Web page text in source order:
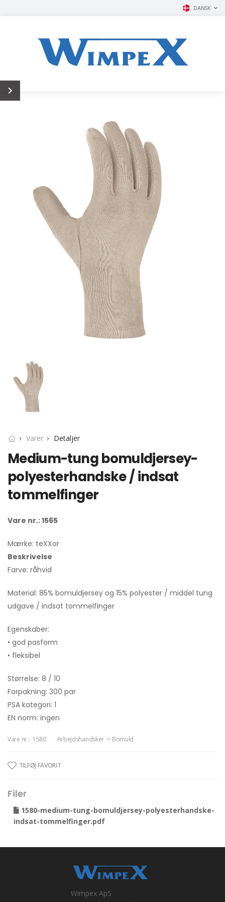
DANSK
Varer Detaljer
Medium-tung bomuldjersey-
polyesterhandske / indsat
tommelfinger
Vare nr.: 1565
Mærke: teXXor
Beskrivelse
Farve: råhvid
Material: 85% bomuldjersey og 15% polyester / middel tung
udgave / indsat tommelfinger
Egenskaber:
• god pasform
• fleksibel
Størrelse: 8 / 10
Forpakning: 300 par
PSA kategori: 1
EN norm: ingen
Vare nr.: 1580 Arbejdshandsker -> Bomuld
TILFØJ FAVORIT
Filer
1580-medium-tung-bomuldjersey-polyesterhandske-
indsat-tommelfinger.pdf
Wimpex ApS